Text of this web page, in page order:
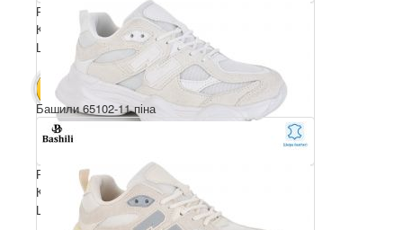
Розмірний ряд: 36-41
Комплектація ящика: 8
Ціна за пару: 790 грн.
В КОШИК 6320 грн.
Розмірний ряд: 36-41
Комплектація ящика: 8
Ціна за пару: 790 грн.
Башили 65102-11 піна